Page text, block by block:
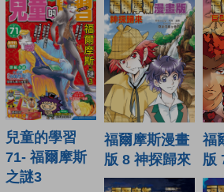
兒童的學習
71- 福爾摩斯
之謎3
福爾摩斯漫畫
版 8 神探歸來
福
版